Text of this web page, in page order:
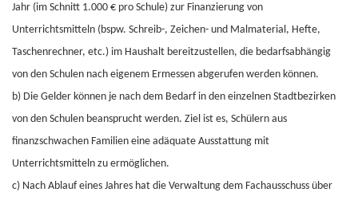
Jahr (im Schnitt 1.000 € pro Schule) zur Finanzierung von
Unterrichtsmitteln (bspw. Schreib-, Zeichen- und Malmaterial, Hefte,
Taschenrechner, etc.) im Haushalt bereitzustellen, die bedarfsabhängig
von den Schulen nach eigenem Ermessen abgerufen werden können.
b) Die Gelder können je nach dem Bedarf in den einzelnen Stadtbezirken
von den Schulen beansprucht werden. Ziel ist es, Schülern aus
finanzschwachen Familien eine adäquate Ausstattung mit
Unterrichtsmitteln zu ermöglichen.
c) Nach Ablauf eines Jahres hat die Verwaltung dem Fachausschuss über